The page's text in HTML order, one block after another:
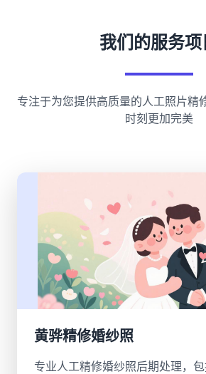
我们的服务项
专注于为您提供高质量的人工照片精
时刻更加完美
黄骅精修婚纱照
专业人工精修婚纱照后期处理，